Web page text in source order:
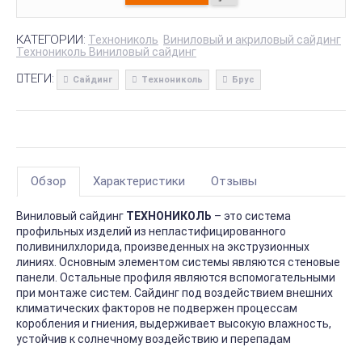
КАТЕГОРИИ: Технониколь Виниловый и акриловый сайдинг
Технониколь Виниловый сайдинг
ТЕГИ: Сайдинг Технониколь Брус
Обзор Характеристики Отзывы
Виниловый сайдинг ТЕХНОНИКОЛЬ – это система
профильных изделий из непластифицированного
поливинилхлорида, произведенных на экструзионных
линиях. Основным элементом системы являются стеновые
панели. Остальные профиля являются вспомогательными
при монтаже систем. Сайдинг под воздействием внешних
климатических факторов не подвержен процессам
коробления и гниения, выдерживает высокую влажность,
устойчив к солнечному воздействию и перепадам